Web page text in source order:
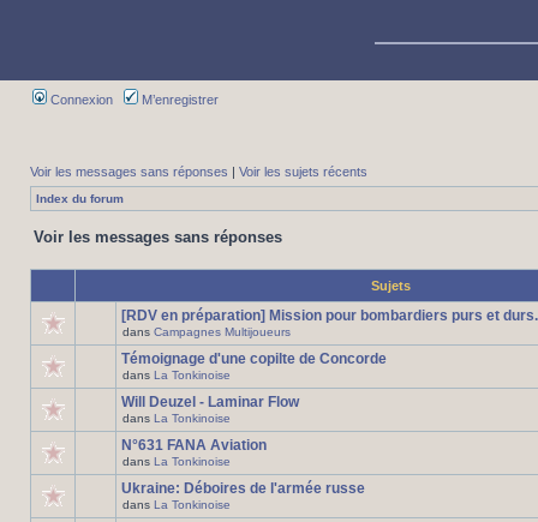
Connexion M’enregistrer
Voir les messages sans réponses | Voir les sujets récents
Index du forum
Voir les messages sans réponses
Sujets
[RDV en préparation] Mission pour bombardiers purs et durs.
dans Campagnes Multijoueurs
Témoignage d'une copilte de Concorde
dans La Tonkinoise
Will Deuzel - Laminar Flow
dans La Tonkinoise
N°631 FANA Aviation
dans La Tonkinoise
Ukraine: Déboires de l'armée russe
dans La Tonkinoise